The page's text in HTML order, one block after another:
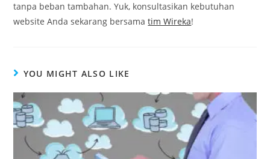
tanpa beban tambahan. Yuk, konsultasikan kebutuhan
website Anda sekarang bersamatim Wireka!
YOU MIGHT ALSO LIKE